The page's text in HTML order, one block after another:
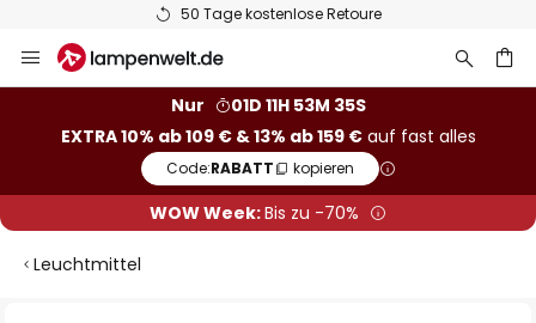
50 Tage kostenlose Retoure
Inhalt
Nur
01D 11H 53M 35S
EXTRA 10% ab 109 € & 13% ab 159 €auf fast alles
Code:RABATT kopieren
WOW Week:Bis zu -70%
Leuchtmittel